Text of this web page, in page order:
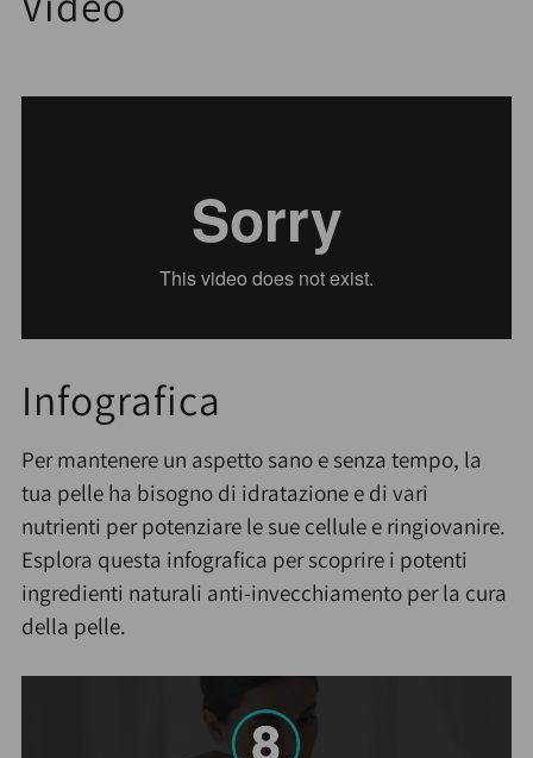
Infografica
Per mantenere un aspetto sano e senza tempo, la
tua pelle ha bisogno di idratazione e di vari
nutrienti per potenziare le sue cellule e ringiovanire.
Esplora questa infografica per scoprire i potenti
ingredienti naturali anti-invecchiamento per la cura
della pelle.